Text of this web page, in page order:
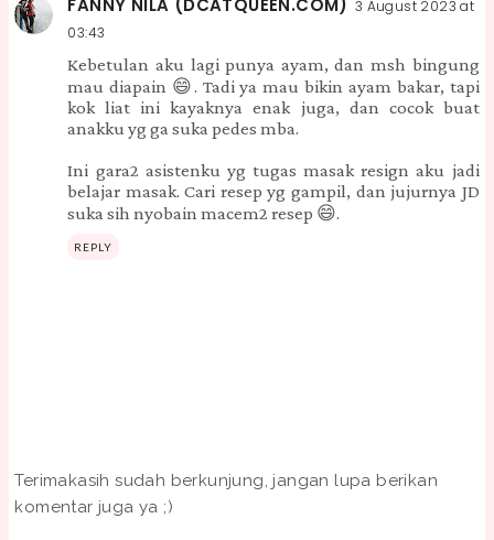
FANNY NILA (DCATQUEEN.COM) 3 August 2023 at
03:43
Kebetulan aku lagi punya ayam, dan msh bingung
mau diapain 😄. Tadi ya mau bikin ayam bakar, tapi
kok liat ini kayaknya enak juga, dan cocok buat
anakku yg ga suka pedes mba.
Ini gara2 asistenku yg tugas masak resign aku jadi
belajar masak. Cari resep yg gampil, dan jujurnya JD
suka sih nyobain macem2 resep 😄.
REPLY
Terimakasih sudah berkunjung, jangan lupa berikan
komentar juga ya ;)